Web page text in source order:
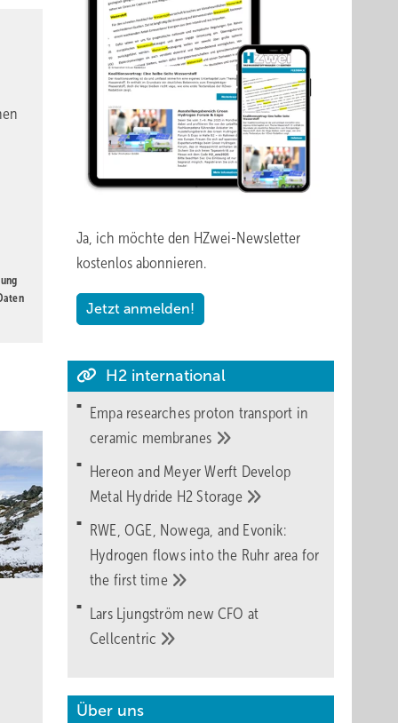
die
auch
Ja, ich möchte den HZwei-Newsletter
kostenlos abonnieren.
Jetzt anmelden!
H2 international
Empa researches proton transport in
ceramic membranes
Hereon and Meyer Werft Develop
Metal Hydride H2Storage
RWE, OGE, Nowega, and Evonik:
Hydrogen flows into the Ruhr area for
the firsttime
Lars Ljungström new CFO at
Cellcentric
Über uns